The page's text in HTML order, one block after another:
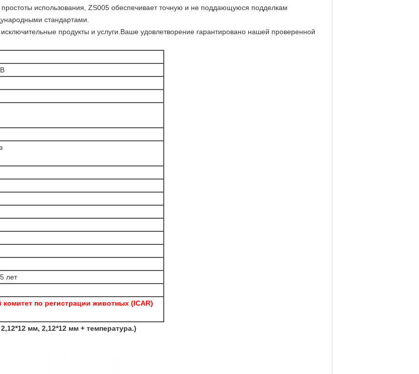
использования, ZS005 обеспечивает точную и не поддающуюся подделкам
стандартами.
продукты и услуги.Ваше удовлетворение гарантировано нашей проверенной
лет
по регистрации животных (ICAR)
мм, 2,12*12 мм + температура.)